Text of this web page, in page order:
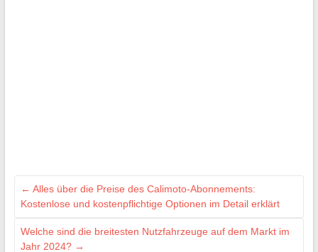
← Alles über die Preise des Calimoto-Abonnements:
Kostenlose und kostenpflichtige Optionen im Detail erklärt
Welche sind die breitesten Nutzfahrzeuge auf dem Markt im
Jahr 2024? →